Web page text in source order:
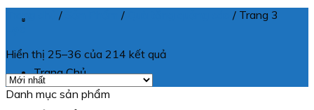
Trang Chủ
Trang chủ / / / Trang 3
Hiển thị 25–36 của 214 kết quả
Danh mục sản phẩm